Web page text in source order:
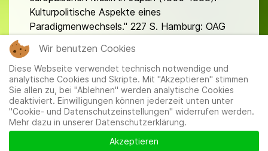
Kulturpolitische Aspekte eines
Paradigmenwechsels." 227 S. Hamburg: OAG
Mitglieder|Impressum|Datenschutzerklärung|Cookie-
und Datenschutzeinstellungen
Wir benutzen Cookies
Diese Webseite verwendet technisch notwendige und
analytische Cookies und Skripte. Mit "Akzeptieren" stimmen
Sie allen zu, bei "Ablehnen" werden analytische Cookies
deaktiviert. Einwilligungen können jederzeit unten unter
"Cookie- und Datenschutzeinstellungen" widerrufen werden.
Mehr dazu in unserer Datenschutzerklärung.
Akzeptieren